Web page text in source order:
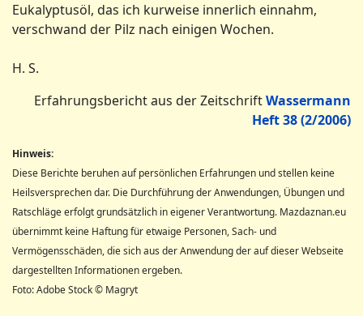
Eukalyptusöl, das ich kurweise innerlich einnahm,
verschwand der Pilz nach einigen Wochen.
H. S.
Erfahrungsbericht aus der ZeitschriftWassermann
Heft 38 (2/2006)
Hinweis:
Diese Berichte beruhen auf persönlichen Erfahrungen und stellen keine
Heilsversprechen dar. Die Durchführung der Anwendungen, Übungen und
Ratschläge erfolgt grundsätzlich in eigener Verantwortung. Mazdaznan.eu
übernimmt keine Haftung für etwaige Personen, Sach- und
Vermögensschäden, die sich aus der Anwendung der auf dieser Webseite
dargestellten Informationen ergeben.
Foto: Adobe Stock © Magryt